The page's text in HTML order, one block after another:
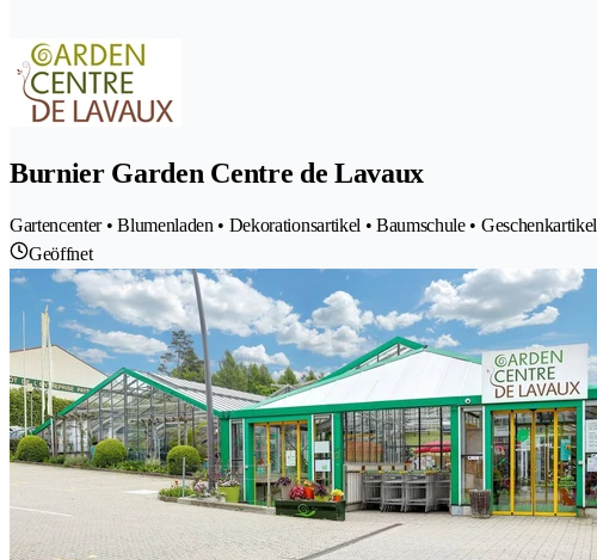
Burnier Garden Centre de Lavaux
Gartencenter • Blumenladen • Dekorationsartikel • Baumschule • Geschenkartikel
Geöffnet